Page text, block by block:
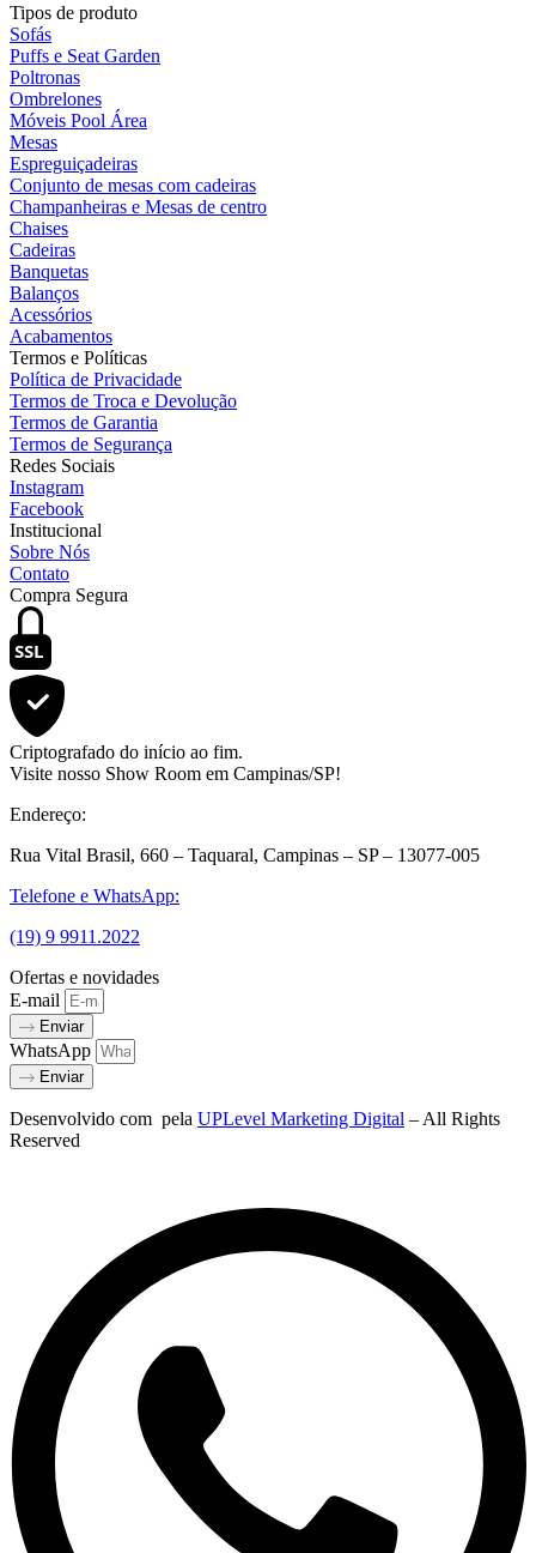
Tipos de produto
Sofás
Puffs e Seat Garden
Poltronas
Ombrelones
Móveis Pool Área
Mesas
Espreguiçadeiras
Conjunto de mesas com cadeiras
Champanheiras e Mesas de centro
Chaises
Cadeiras
Banquetas
Balanços
Acessórios
Acabamentos
Termos e Políticas
Política de Privacidade
Termos de Troca e Devolução
Termos de Garantia
Termos de Segurança
Redes Sociais
Instagram
Facebook
Institucional
Sobre Nós
Contato
Compra Segura
SSL
Criptografado do início ao fim.
Visite nosso Show Room em Campinas/SP!
Endereço:
Rua Vital Brasil, 660 – Taquaral, Campinas – SP – 13077-005
Telefone e WhatsApp:
(19) 9 9911.2022
Ofertas e novidades
E-mail
Enviar
WhatsApp
Enviar
Desenvolvido com pela UPLevel Marketing Digital – All Rights
Reserved